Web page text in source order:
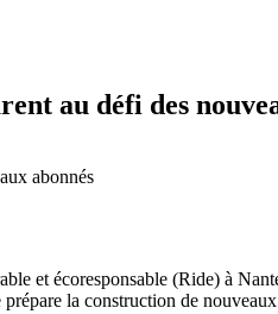
au défi des
abonnés
et écoresponsable (Ride) à
la construction de